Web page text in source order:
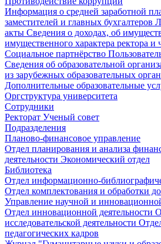
Информация о средней заработной
заместителей и главных бухгалтеров
акты Сведения о доходах, об
имущественного характера ректора и
Социальное партнёрство
Сведения об образовательной
из зарубежных образовательных
Дополнительные образовательные
Оргструктура университета
Сотрудники
Ректорат Ученый совет
Подразделения
Планово-финансовое управление
Отдел планирования и анализа
деятельности Экономический отдел
Библиотека
Отдел информационно-
Отдел комплектования и обработки
Управление научной и
Отдел инновационной деятельности
исследовательской деятельности
педагогических кадров